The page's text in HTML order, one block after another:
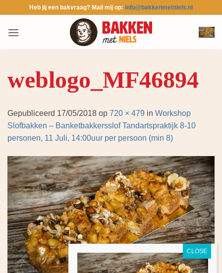
inhoud
Heb jij een bakvraag? Mail mij op: info@bakkenmetniels.nl
weblogo_MF46894
Gepubliceerd 17/05/2018 op 720 × 479 in Workshop
Slofbakken – Banketbakkersslof Tandartspraktijk 8-10
personen, 11 Juli, 14:00uur per persoon (min 8)